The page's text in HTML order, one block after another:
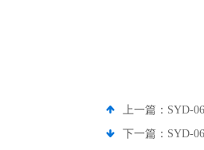
上一篇： SYD-
下一篇： SYD-